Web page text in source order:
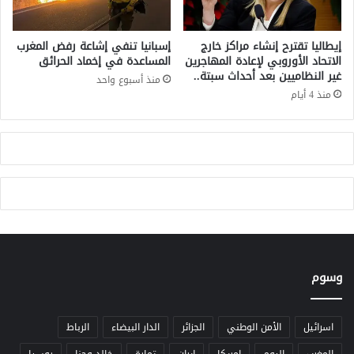
س
ف
ي
خ
ل
ف
و
ي
ا
ع
ت
د
ا
ا
ل
غ
إيطاليا تقترح إنشاء مراكز خارج
الاتحاد الأوروبي لإعادة المهاجرين
غير النظاميين بعد أحداث سبتة..
منذ 4 أيام
إسبانيا تنفي إشاعة رفض المغرب
المساعدة في إخماد الحرائق
منذ أسبوع واحد
وسوم
اسرائيل الأمن الوطني الجزائر الدار البيضاء
الرباط